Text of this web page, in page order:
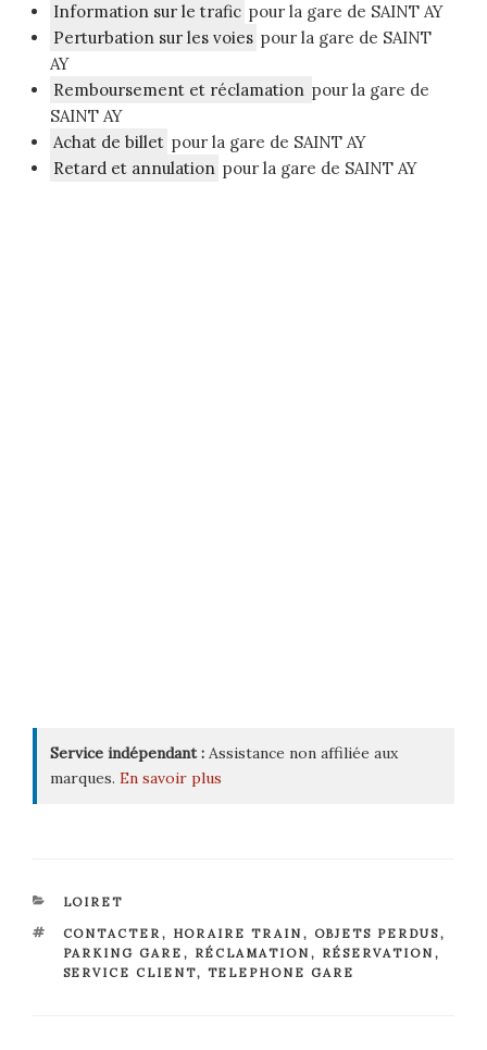
Information sur le trafic pour la gare de SAINT AY
Perturbation sur les voies pour la gare de SAINT
AY
Remboursement et réclamation pour la gare de
SAINT AY
Achat de billet pour la gare de SAINT AY
Retard et annulation pour la gare de SAINT AY
Service indépendant : Assistance non affiliée aux
marques. En savoir plus
CATÉGORIES
LOIRET
ÉTIQUETTES
CONTACTER, HORAIRE TRAIN , OBJETS PERDUS,
PARKING GARE , RÉCLAMATION , RÉSERVATION ,
SERVICE CLIENT, TELEPHONE GARE